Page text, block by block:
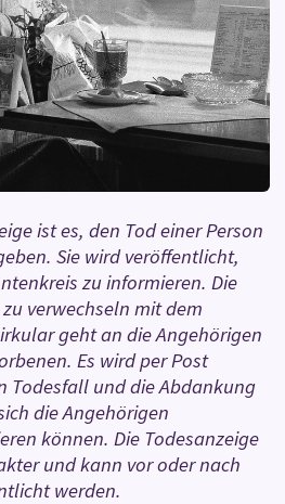
ist es, den Tod einer Person
Sie wird veröffentlicht,
zu informieren. Die
verwechseln mit dem
geht an die Angehörigen
Es wird per Post
Todesfall und die Abdankung
die Angehörigen
können. Die Todesanzeige
und kann vor oder nach
werden.